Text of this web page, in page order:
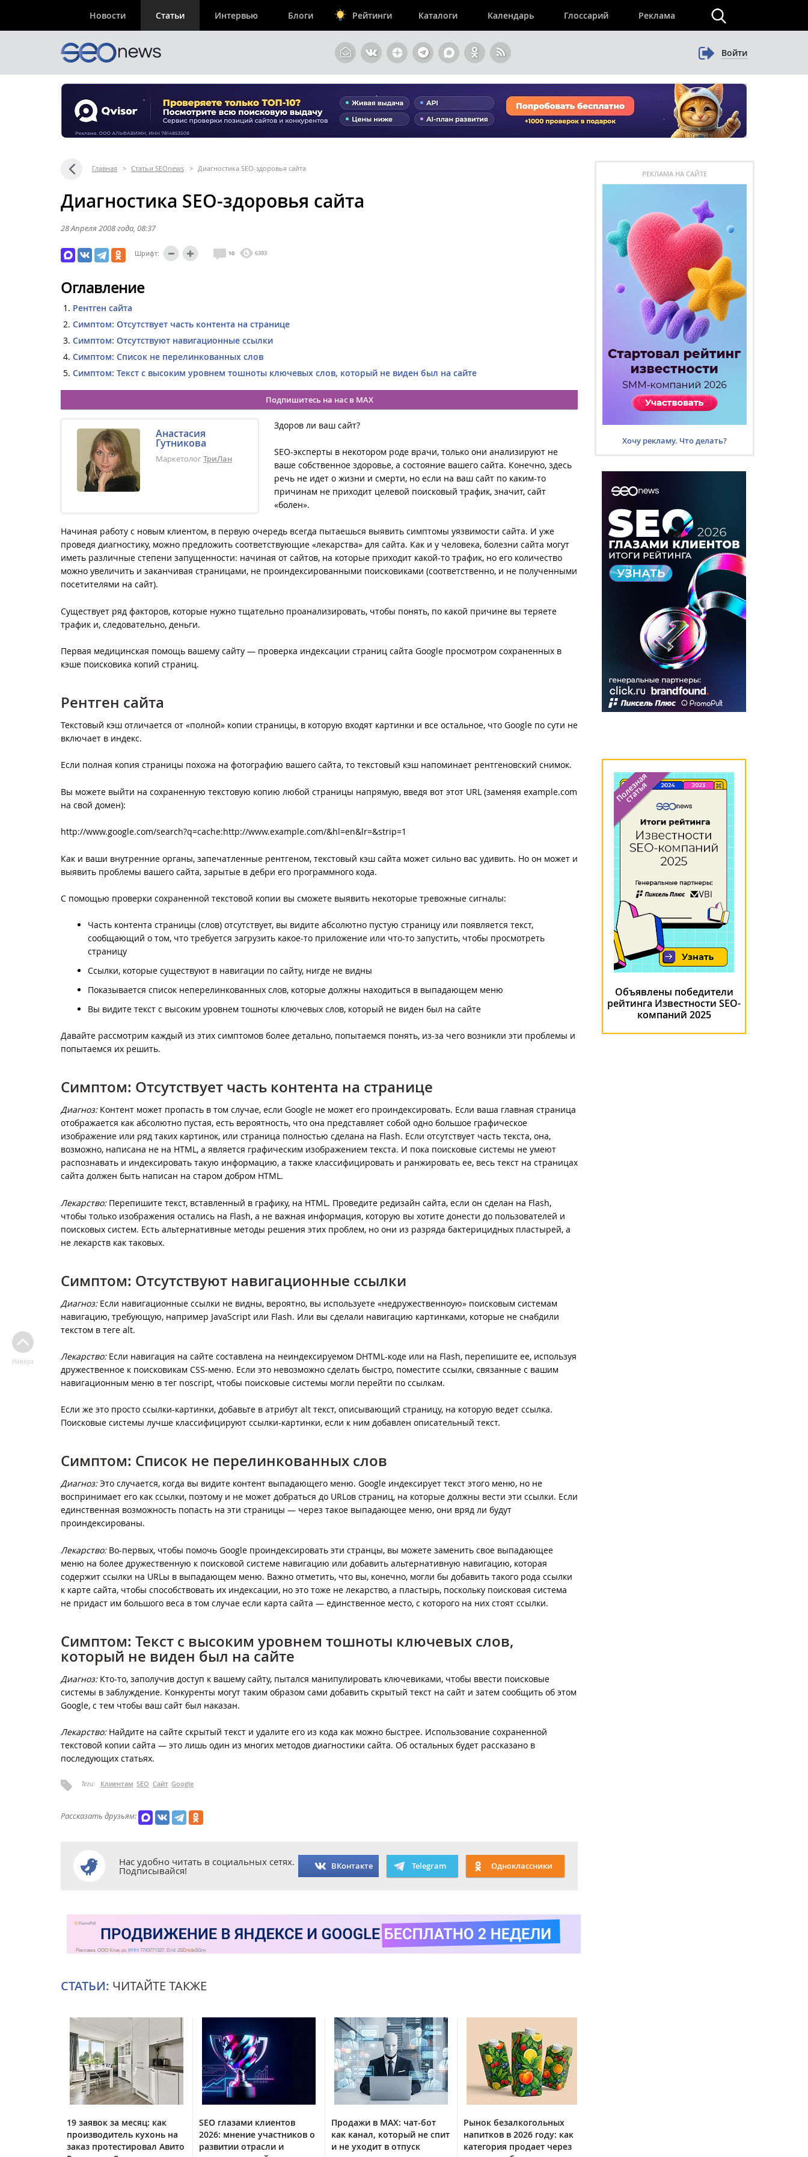
Новости Статьи Интервью Блоги Рейтинги Каталоги Календарь Глоссарий Реклама
Войти
Главная > Статьи SEOnews > Диагностика SEO-здоровья сайта
Диагностика SEO-здоровья сайта
28 Апреля 2008 года , 08:37
Шрифт: 10 6393
Оглавление
Рентген cайта
Симптом: Отсутствует часть контента на странице
Симптом: Отсутствуют навигационные ссылки
Симптом: Список не перелинкованных слов
Симптом: Текст с высоким уровнем тошноты ключевых слов, который не виден был на сайте
Подпишитесь на нас в MAX
Анастасия
Гутникова
МаркетологТриЛан
Здоров ли ваш сайт?
SEO-эксперты в некотором роде врачи, только они анализируют не
ваше собственное здоровье, а состояние вашего сайта. Конечно, здесь
речь не идет о жизни и смерти, но если на ваш сайт по каким-то
причинам не приходит целевой поисковый трафик, значит, сайт
«болен».
Начиная работу с новым клиентом, в первую очередь всегда пытаешься выявить симптомы уязвимости сайта. И уже
проведя диагностику, можно предложить соответствующие «лекарства» для сайта. Как и у человека, болезни сайта могут
иметь различные степени запущенности: начиная от сайтов, на которые приходит какой-то трафик, но его количество
можно увеличить и заканчивая страницами, не проиндексированными поисковиками (соответственно, и не полученными
посетителями на сайт).
Существует ряд факторов, которые нужно тщательно проанализировать, чтобы понять, по какой причине вы теряете
трафик и, следовательно, деньги.
Первая медицинская помощь вашему сайту — проверка индексации страниц сайта Google просмотром сохраненных в
кэше поисковика копий страниц.
Рентген cайта
Текстовый кэш отличается от «полной» копии страницы, в которую входят картинки и все остальное, что Google по сути не
включает в индекс.
Если полная копия страницы похожа на фотографию вашего сайта, то текстовый кэш напоминает рентгеновский снимок.
Вы можете выйти на сохраненную текстовую копию любой страницы напрямую, введя вот этот URL (заменяя example.com
на свой домен):
http://www.google.com/search?q=cache:http://www.example.com/&hl=en&lr=&strip=1
Как и ваши внутренние органы, запечатленные рентгеном, текстовый кэш сайта может сильно вас удивить. Но он может и
выявить проблемы вашего сайта, зарытые в дебри его программного кода.
С помощью проверки сохраненной текстовой копии вы сможете выявить некоторые тревожные сигналы:
Часть контента страницы (слов) отсутствует, вы видите абсолютно пустую страницу или появляется текст,
сообщающий о том, что требуется загрузить какое-то приложение или что-то запустить, чтобы просмотреть
страницу
Ссылки, которые существуют в навигации по сайту, нигде не видны
Показывается список неперелинкованных слов, которые должны находиться в выпадающем меню
Вы видите текст с высоким уровнем тошноты ключевых слов, который не виден был на сайте
Давайте рассмотрим каждый из этих симптомов более детально, попытаемся понять, из-за чего возникли эти проблемы и
попытаемся их решить.
Симптом: Отсутствует часть контента на странице
Диагноз:Контент может пропасть в том случае, если Google не может его проиндексировать. Если ваша главная страница
отображается как абсолютно пустая, есть вероятность, что она представляет собой одно большое графическое
изображение или ряд таких картинок, или страница полностью сделана на Flash. Если отсутствует часть текста, она,
возможно, написана не на HTML, а является графическим изображением текста. И пока поисковые системы не умеют
распознавать и индексировать такую информацию, а также классифицировать и ранжировать ее, весь текст на страницах
сайта должен быть написан на старом добром HTML.
Лекарство:Перепишите текст, вставленный в графику, на HTML. Проведите редизайн сайта, если он сделан на Flash,
чтобы только изображения остались на Flash, а не важная информация, которую вы хотите донести до пользователей и
поисковых систем. Есть альтернативные методы решения этих проблем, но они из разряда бактерицидных пластырей, а
не лекарств как таковых.
Симптом: Отсутствуют навигационные ссылки
Диагноз:Если навигационные ссылки не видны, вероятно, вы используете «недружественноую» поисковым системам
навигацию, требующую, например JavaScript или Flash. Или вы сделали навигацию картинками, которые не снабдили
текстом в теге alt.
Лекарство:Если навигация на сайте составлена на неиндексируемом DHTML-коде или на Flash, перепишите ее, используя
дружественное к поисковикам CSS-меню. Если это невозможно сделать быстро, поместите ссылки, связанные с вашим
навигационным меню в тег noscript, чтобы поисковые системы могли перейти по ссылкам.
Если же это просто ссылки-картинки, добавьте в атрибут alt текст, описывающий страницу, на которую ведет ссылка.
Поисковые системы лучше классифицируют ссылки-картинки, если к ним добавлен описательный текст.
Симптом: Список не перелинкованных слов
Диагноз:Это случается, когда вы видите контент выпадающего меню. Google индексирует текст этого меню, но не
воспринимает его как ссылки, поэтому и не может добраться до URLов страниц, на которые должны вести эти ссылки. Если
единственная возможность попасть на эти страницы — через такое выпадающее меню, они вряд ли будут
проиндексированы.
Лекарство:Во-первых, чтобы помочь Google проиндексировать эти странцы, вы можете заменить свое выпадающее
меню на более дружественную к поисковой системе навигацию или добавить альтернативную навигацию, которая
содержит ссылки на URLы в выпадающем меню. Важно отметить, что вы, конечно, могли бы добавить такого рода ссылки
к карте сайта, чтобы способствовать их индексации, но это тоже не лекарство, а пластырь, поскольку поисковая система
не придаст им большого веса в том случае если карта сайта — единственное место, с которого на них стоят ссылки.
Симптом: Текст с высоким уровнем тошноты ключевых слов,
который не виден был на сайте
Диагноз:Кто-то, заполучив доступ к вашему сайту, пытался манипулировать ключевиками, чтобы ввести поисковые
системы в заблуждение. Конкуренты могут таким образом сами добавить скрытый текст на сайт и затем сообщить об этом
Google, с тем чтобы ваш сайт был наказан.
Лекарство:Найдите на сайте скрытый текст и удалите его из кода как можно быстрее. Использование сохраненной
текстовой копии сайта — это лишь один из многих методов диагностики сайта. Об остальных будет рассказано в
последующих статьях.
Теги: Клиентам SEO Сайт Google
Рассказать друзьям:
Нас удобно читать в социальных сетях.
Подписывайся! ВКонтакте Telegram Одноклассники
СТАТЬИ: ЧИТАЙТЕ ТАКЖЕ
19 заявок за месяц: как
производитель кухонь на
заказ протестировал Авито
SEO глазами клиентов
2026: мнение участников о
развитии отрасли и
Продажи в MAX: чат-бот
как канал, который не спит
и не уходит в отпуск
Рынок безалкогольных
напитков в 2026 году: как
категория продает через
Наверх
РЕКЛАМА НА САЙТЕ
Хочу рекламу. Что делать?
Объявлены победители
рейтинга Известности SEO-
компаний 2025